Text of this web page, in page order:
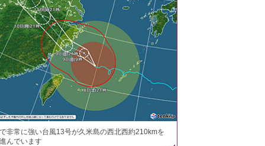
非常に強い台風13号が久米島の西北西約210kmを
んでいます